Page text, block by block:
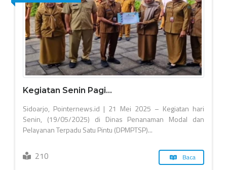
Kegiatan Senin Pagi...
Sidoarjo, Pointernews.id | 21 Mei 2025 – Kegiatan hari
Senin, (19/05/2025) di Dinas Penanaman Modal dan
Pelayanan Terpadu Satu Pintu (DPMPTSP)...
210 Baca